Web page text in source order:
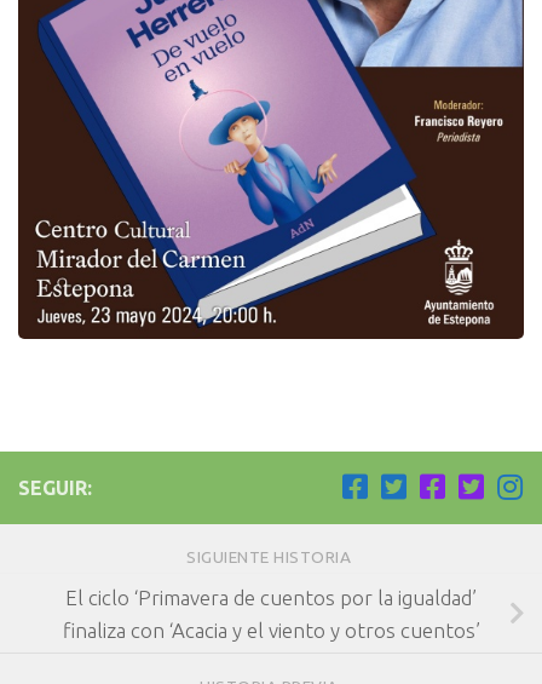
SEGUIR:
SIGUIENTE HISTORIA
El ciclo ‘Primavera de cuentos por la igualdad’
finaliza con ‘Acacia y el viento y otros cuentos’